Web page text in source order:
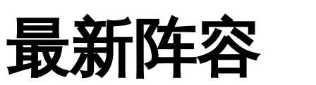
最新阵容